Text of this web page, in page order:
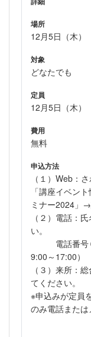
場所
12月5日（木
対象
どなたでも
定員
12月5日（木
費用
無料
申込方法
（１）Web：
「講座イベン
ミナー2024」
（２）電話：
い。
電話番号０
9:00～17:00）
（３）来所：
てください。
※申込みが定員
のみ電話または